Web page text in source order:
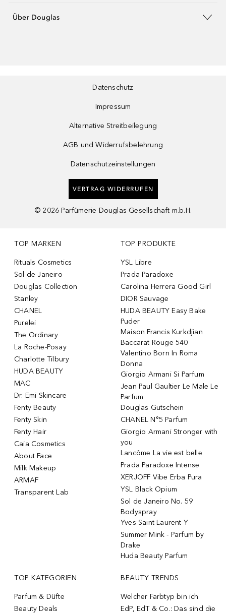
Über Douglas
Datenschutz
Impressum
Alternative Streitbeilegung
AGB und Widerrufsbelehrung
Datenschutzeinstellungen
VERTRAG WIDERRUFEN
© 2026 Parfümerie Douglas Gesellschaft m.b.H.
TOP MARKEN
Rituals Cosmetics
Sol de Janeiro
Douglas Collection
Stanley
CHANEL
Purelei
The Ordinary
La Roche-Posay
Charlotte Tilbury
HUDA BEAUTY
MAC
Dr. Emi Skincare
Fenty Beauty
Fenty Skin
Fenty Hair
Caia Cosmetics
About Face
Milk Makeup
ARMAF
Transparent Lab
TOP PRODUKTE
YSL Libre
Prada Paradoxe
Carolina Herrera Good Girl
DIOR Sauvage
HUDA BEAUTY Easy Bake
Puder
Maison Francis Kurkdjian
Baccarat Rouge 540
Valentino Born In Roma
Donna
Giorgio Armani Si Parfum
Jean Paul Gaultier Le Male Le
Parfum
Douglas Gutschein
CHANEL N°5 Parfum
Giorgio Armani Stronger with
you
Lancôme La vie est belle
Prada Paradoxe Intense
XERJOFF Vibe Erba Pura
YSL Black Opium
Sol de Janeiro No. 59
Bodyspray
Yves Saint Laurent Y
Summer Mink - Parfum by
Drake
Huda Beauty Parfum
TOP KATEGORIEN
Parfum & Düfte
Beauty Deals
BEAUTY TRENDS
Welcher Farbtyp bin ich
EdP, EdT & Co.: Das sind die